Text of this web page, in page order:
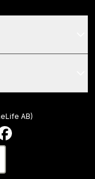
FACEBOOK
AB)